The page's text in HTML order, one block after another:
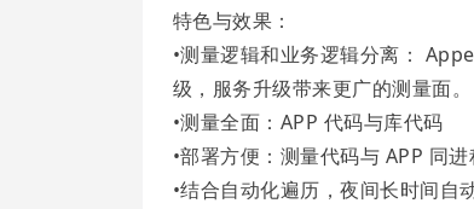
特色与效果：
•测量逻辑和业务逻辑分离：
级，服务升级带来更广的测量面。
•测量全面：APP 代码与库代码
•部署方便：测量代码与 APP 同
•结合自动化遍历，夜间长时间自